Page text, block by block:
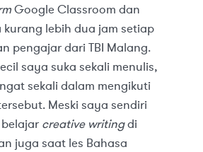
Google Classroom dan
kurang lebih dua jam setiap
pengajar dari TBI Malang.
saya suka sekali menulis,
sekali dalam mengikuti
Meski saya sendiri
creative writingdi
juga saat les Bahasa